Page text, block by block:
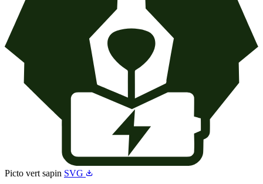
Picto vert sapin SVG